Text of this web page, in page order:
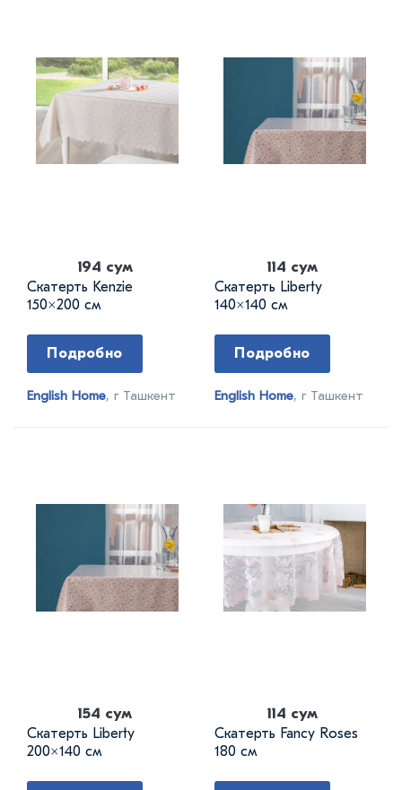
194 сум
Скатерть Kenzie
150×200 см
Подробно
English Home, г Ташкент
114 сум
Скатерть Liberty
140×140 см
Подробно
English Home, г Ташкент
154 сум
Скатерть Liberty
200×140 см
114 сум
Скатерть Fancy Roses
180 см